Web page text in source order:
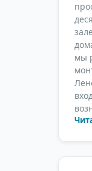
мы